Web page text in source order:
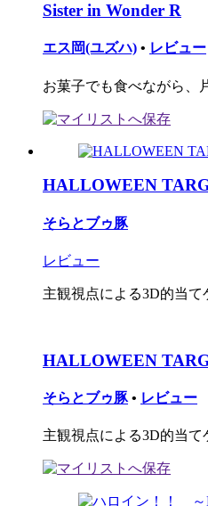
Sister in Wonder R
エス岡(ユズハ) • レビュー
お菓子でも食べながら、
HALLOWEEN
そらとブゥ豚
レビュー
主観視点による3D的当て
HALLOWEEN
そらとブゥ豚 • レビュー
主観視点による3D的当て